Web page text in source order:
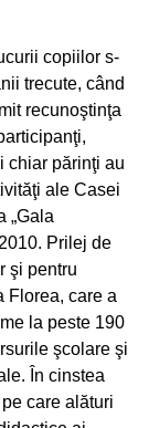
copiilor s-
trecute, când
recunoştinţa
chiar părinţi au
ale Casei
„Gala
Prilej de
şi pentru
Florea, care a
la peste 190
şcolare şi
În cinstea
care alături